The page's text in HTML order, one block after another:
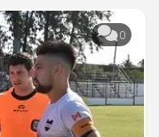
0